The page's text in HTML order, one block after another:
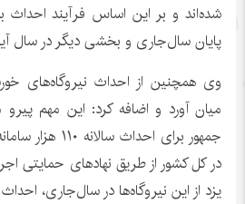
شده‌اند و بر این اساس فرآیند احداث
پایان سال‌جاری و بخشی دیگر در سال
وی همچنین از احداث نیروگاه‌های
میان آورد و اضافه کرد: این مهم
جمهور برای
در کل کشور از طریق نهادهای حمایتی
یزد از این نیروگاه‌ها در سال‌جاری، احداث ۴۰۰۰ سامانه است.